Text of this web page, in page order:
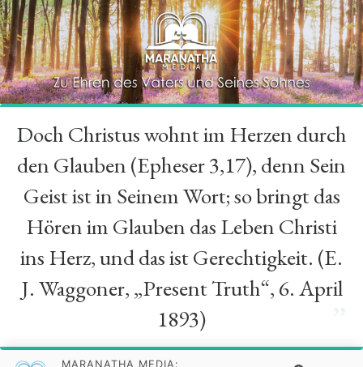
“
Doch Christus wohnt im Herzen durch
den Glauben (Epheser 3,17), denn Sein
Geist ist in Seinem Wort; so bringt das
Hören im Glauben das Leben Christi
ins Herz, und das ist Gerechtigkeit. (E.
J. Waggoner, „Present Truth“, 6. April
1893)
MARANATHA MEDIA: